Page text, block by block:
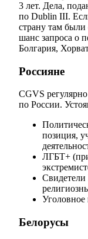
3 лет. Дела,
по Dublin III.
страну там
шанс запроса о
Болгария,
Россияне
CGVS
по России.
позиция,
ЛГБТ+
Уголовное
Белорусы